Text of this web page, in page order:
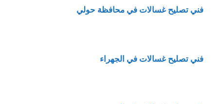
فني تصليح غسالات في محافظة حولي
فني تصليح غسالات في الجهراء